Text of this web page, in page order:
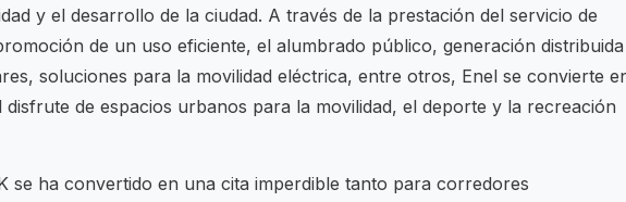
y el desarrollo de la ciudad. A través de la prestación del servicio de
de un uso eficiente, el alumbrado público, generación distribuida
soluciones para la movilidad eléctrica, entre otros, Enel se convierte
disfrute de espacios urbanos para la movilidad, el deporte y la recreación
se ha convertido en una cita imperdible tanto para corredores